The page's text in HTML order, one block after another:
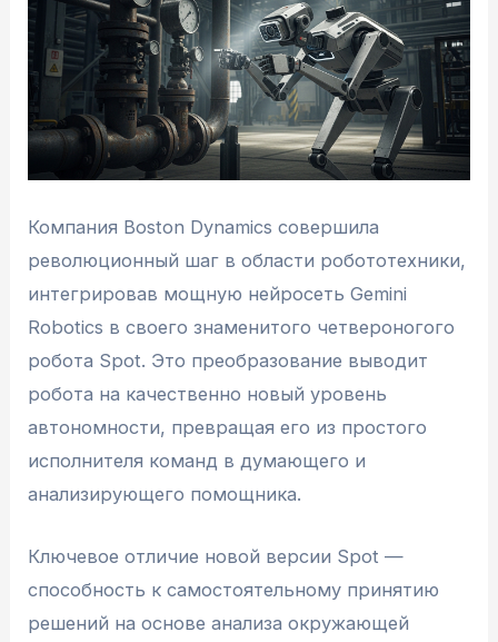
Компания Boston Dynamics совершила
революционный шаг в области робототехники,
интегрировав мощную нейросеть Gemini
Robotics в своего знаменитого четвероногого
робота Spot. Это преобразование выводит
робота на качественно новый уровень
автономности, превращая его из простого
исполнителя команд в думающего и
анализирующего помощника.
Ключевое отличие новой версии Spot —
способность к самостоятельному принятию
решений на основе анализа окружающей